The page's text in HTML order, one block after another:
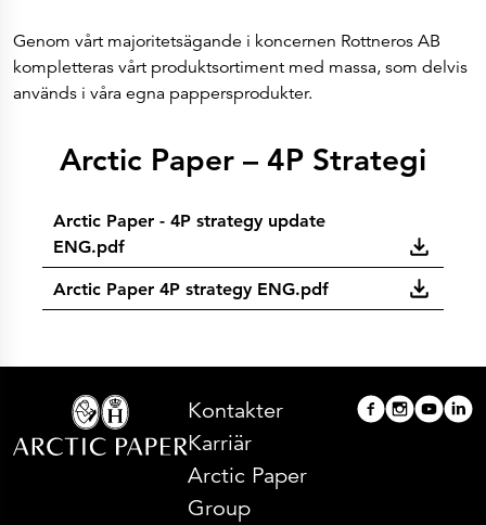
Genom vårt majoritetsägande i koncernen Rottneros AB
kompletteras vårt produktsortiment med massa, som delvis
används i våra egna pappersprodukter.
Arctic Paper – 4P Strategi
Arctic Paper - 4P strategy update
ENG.pdf
Arctic Paper 4P strategy ENG.pdf
Kontakter
Karriär
Arctic Paper
Group